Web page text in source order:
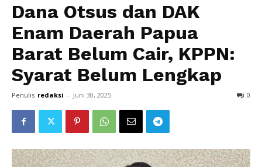
Dana Otsus dan DAK
Enam Daerah Papua
Barat Belum Cair, KPPN:
Syarat Belum Lengkap
Penulis redaksi - Juni 30, 2025 0